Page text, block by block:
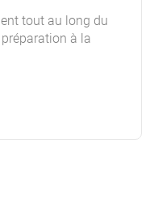
tout au long du
à la